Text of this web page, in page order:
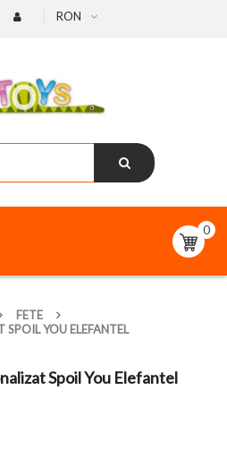
RON
0
FETE
SPOIL YOU ELEFANTEL
Spoil You Elefantel